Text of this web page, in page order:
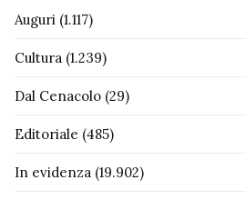
Auguri (1.117)
Cultura (1.239)
Dal Cenacolo (29)
Editoriale (485)
In evidenza (19.902)